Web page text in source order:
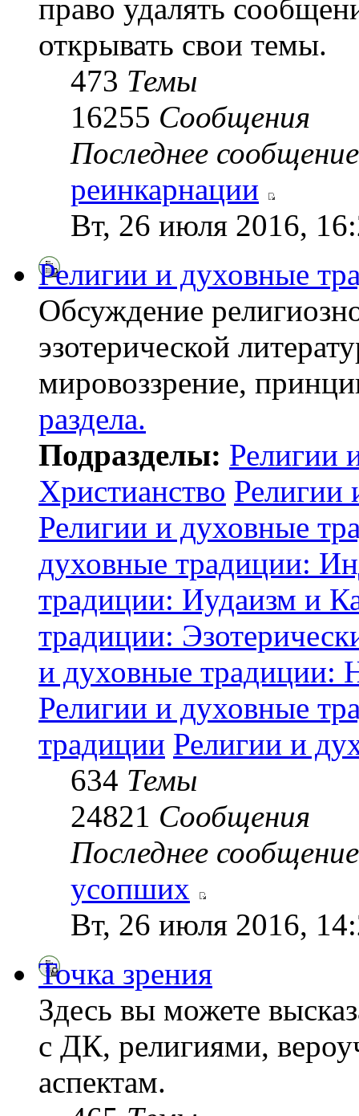
право удалять
открывать свои темы.
473 Темы
16255 Сообщения
Последнее сообщение
реинкарнации
Вт, 26 июля 2016,
Религии и духовные
Обсуждение
эзотерической
мировоззрение,
раздела.
Подразделы: Религии
Христианство Религии
Религии и духовные
духовные традиции:
традиции: Иудаизм и
традиции:
и духовные традиции:
Религии и духовные
традиции Религии и
634 Темы
24821 Сообщения
Последнее сообщение
усопших
Вт, 26 июля 2016,
Точка зрения
Здесь вы можете
с ДК, религиями,
аспектам.